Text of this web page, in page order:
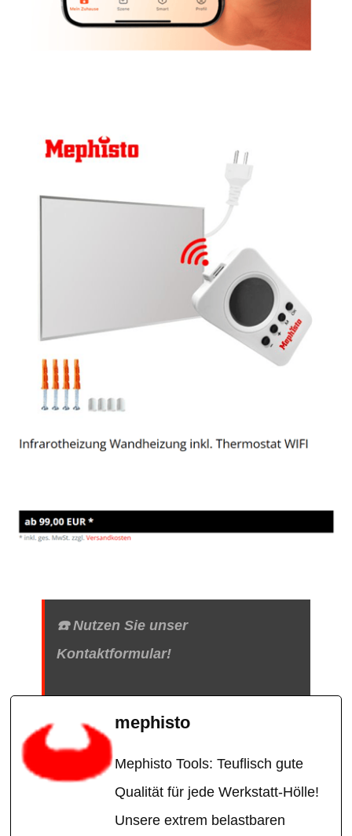
☎️ Nutzen Sie unser
Kontaktformular!
mephisto
Mephisto Tools: Teuflisch gute
Qualität für jede Werkstatt-Hölle!
Unsere extrem belastbaren